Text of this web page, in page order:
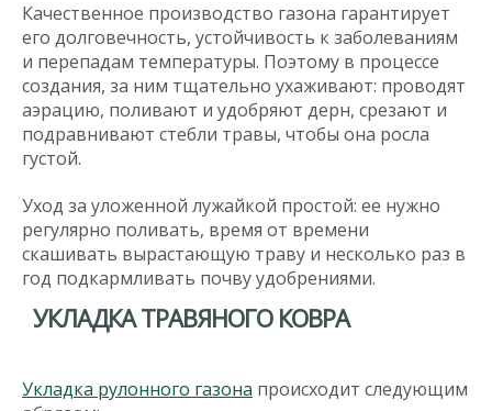
Качественное производство газона гарантирует
его долговечность, устойчивость к заболеваниям
и перепадам температуры. Поэтому в процессе
создания, за ним тщательно ухаживают: проводят
аэрацию, поливают и удобряют дерн, срезают и
подравнивают стебли травы, чтобы она росла
густой.
Уход за уложенной лужайкой простой: ее нужно
регулярно поливать, время от времени
скашивать вырастающую траву и несколько раз в
год подкармливать почву удобрениями.
УКЛАДКА ТРАВЯНОГО КОВРА
Укладка рулонного газона происходит следующим